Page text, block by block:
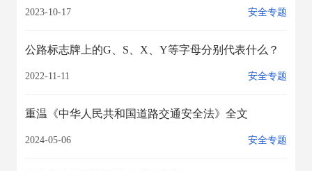
2023-10-17 安全专题
公路标志牌上的G、S、X、Y等字母分别代表什么？
2022-11-11 安全专题
重温《中华人民共和国道路交通安全法》全文
2024-05-06 安全专题